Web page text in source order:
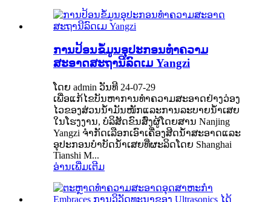
ການປ້ອນຂໍ້ມູນອຸປະກອນທໍາຄວາມ
ສະອາດສະຖານີລົດເມ Yangzi
ໂດຍ admin ວັນທີ 24-07-29
​ເພື່ອ​ແກ້​ໄຂ​ບັນຫາ​ການ​ທຳ​ຄວາມ​ສະ​ອາດ​ຢ່າງ​ວ່ອງ​
ໄວ​ຂອງ​ສ່ວນ​ນ້ຳມັນ​ໜັກ​ແລະ​ການ​ລະບາຍ​ນ້ຳ​ເສຍ​
ໃນ​ໂຮງງານ, ບໍລິສັດ​ຂົນ​ສົ່ງ​ຜູ້​ໂດຍສານ Nanjing
Yangzi ຈຳກັດ​ເລືອກ​ເອົາ​ເຄື່ອງ​ສີດ​ນ້ຳ​ສະອາດ​ແລະ​
ອຸປະກອນ​ບຳບັດ​ນ້ຳ​ເສຍ​ທີ່​ຜະລິດ​ໂດຍ Shanghai
Tianshi M...
ອ່ານເພີ່ມເຕີມ